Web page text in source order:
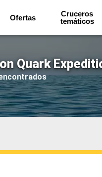
Ofertas
Cruceros
temáticos
Quark